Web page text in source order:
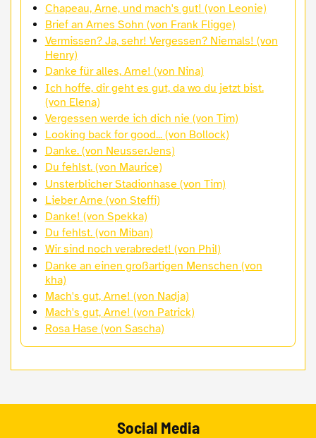
Chapeau, Arne, und mach's gut! (von Leonie)
Brief an Arnes Sohn (von Frank Fligge)
Vermissen? Ja, sehr! Vergessen? Niemals! (von
Henry)
Danke für alles, Arne! (von Nina)
Ich hoffe, dir geht es gut, da wo du jetzt bist.
(von Elena)
Vergessen werde ich dich nie (von Tim)
Looking back for good... (von Bollock)
Danke. (von NeusserJens)
Du fehlst. (von Maurice)
Unsterblicher Stadionhase (von Tim)
Lieber Arne (von Steffi)
Danke! (von Spekka)
Du fehlst. (von Miban)
Wir sind noch verabredet! (von Phil)
Danke an einen großartigen Menschen (von
kha)
Mach's gut, Arne! (von Nadja)
Mach's gut, Arne! (von Patrick)
Rosa Hase (von Sascha)
Social Media